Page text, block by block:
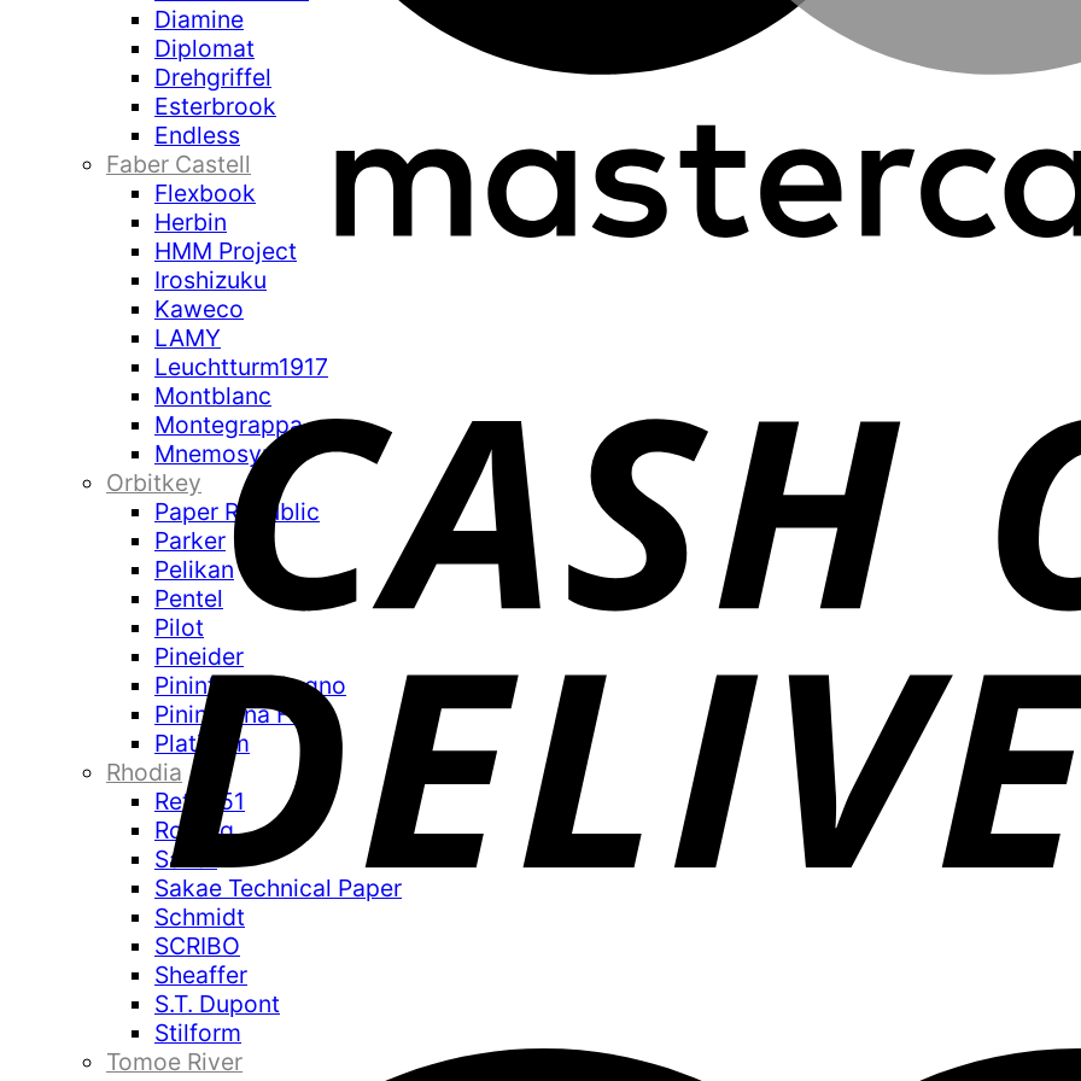
Diamine
Diplomat
Drehgriffel
Esterbrook
Endless
Faber Castell
Flexbook
Herbin
HMM Project
Iroshizuku
Kaweco
LAMY
Leuchtturm1917
Montblanc
Montegrappa
Mnemosyne
Orbitkey
Paper Republic
Parker
Pelikan
Pentel
Pilot
Pineider
Pininfarina Segno
Pininfarina Folio
Platinum
Rhodia
Retro 51
Rotring
Sailor
Sakae Technical Paper
Schmidt
SCRIBO
Sheaffer
S.T. Dupont
Stilform
Tomoe River